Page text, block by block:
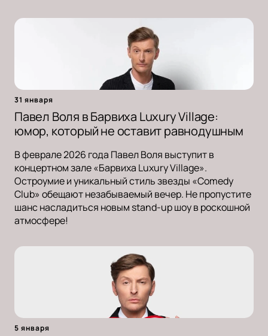
31 января
Павел Воля в Барвиха Luxury Village:
юмор, который не оставит равнодушным
В феврале 2026 года Павел Воля выступит в
концертном зале «Барвиха Luxury Village».
Остроумие и уникальный стиль звезды «Comedy
Club» обещают незабываемый вечер. Не пропустите
шанс насладиться новым stand-up шоу в роскошной
атмосфере!
5 января